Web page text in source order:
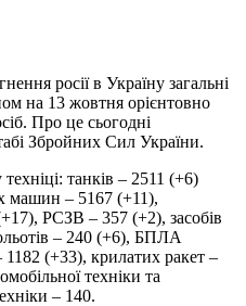
росії в Україну загальні
на 13 жовтня орієнтовно
Про це сьогодні
Збройних Сил України.
танків – 2511 (+6)
машин – 5167 (+11),
РСЗВ – 357 (+2), засобів
– 240 (+6), БПЛА
(+33), крилатих ракет –
техніки та
– 140.